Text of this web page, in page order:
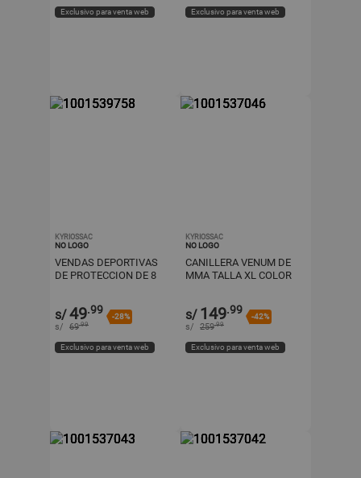
Exclusivo para venta web Exclusivo para venta web
KYRIOSSAC
NO LOGO
VENDAS DEPORTIVAS
DE PROTECCION DE 8
s/49.99
-28%
s/ 69.99
Exclusivo para venta web
KYRIOSSAC
NO LOGO
CANILLERA VENUM DE
MMA TALLA XL COLOR
s/ 149.99
-42%
s/ 259.99
Exclusivo para venta web